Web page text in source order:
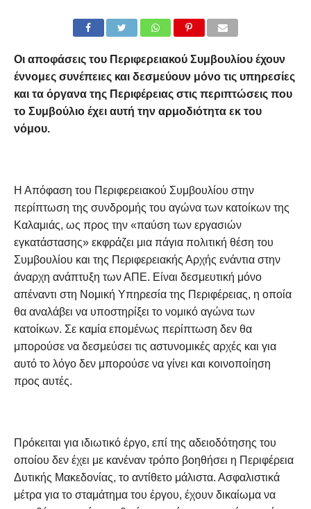
Οι αποφάσεις του Περιφερειακού Συμβουλίου έχουν
έννομες συνέπειες και δεσμεύουν μόνο τις υπηρεσίες
και τα όργανα της Περιφέρειας στις περιπτώσεις που
το Συμβούλιο έχει αυτή την αρμοδιότητα εκ του
νόμου.
Η Απόφαση του Περιφερειακού Συμβουλίου στην
περίπτωση της συνδρομής του αγώνα των κατοίκων της
Καλαμιάς, ως προς την «παύση των εργασιών
εγκατάστασης» εκφράζει μια πάγια πολιτική θέση του
Συμβουλίου και της Περιφερειακής Αρχής ενάντια στην
άναρχη ανάπτυξη των ΑΠΕ. Είναι δεσμευτική μόνο
απέναντι στη Νομική Υπηρεσία της Περιφέρειας, η οποία
θα αναλάβει να υποστηρίξει το νομικό αγώνα των
κατοίκων. Σε καμία επομένως περίπτωση δεν θα
μπορούσε να δεσμεύσει τις αστυνομικές αρχές και για
αυτό το λόγο δεν μπορούσε να γίνει και κοινοποίηση
προς αυτές.
Πρόκειται για ιδιωτικό έργο, επί της αδειοδότησης του
οποίου δεν έχει με κανέναν τρόπο βοηθήσει η Περιφέρεια
Δυτικής Μακεδονίας, το αντίθετο μάλιστα. Ασφαλιστικά
μέτρα για το σταμάτημα του έργου, έχουν δικαίωμα να